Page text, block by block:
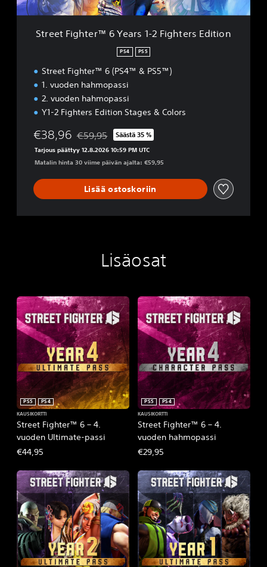
t
e
r
o
Street Fighter™ 6 Years 1-2 Fighters Edition
PS4 PS5
Street Fighter™ 6 (PS4™ & PS5™)
1. vuoden hahmopassi
2. vuoden hahmopassi
Y1-2 Fighters Edition Stages & Colors
€38,96 Alennettu alkuperäisestä hinnasta €59,95
€59,95 Säästä 35 %
Tarjous päättyy 12.8.2026 10:59 PM UTC
Matalin hinta 30 viime päivän ajalta: €59,95
Lisää ostoskoriin
Lisäosat
Street Fighter™ 6 – 4.
vuoden Ultimate-passi
PS5
PS4
KAUSIKORTTI
€44,95
Street Fighter™ 6 – 4.
vuoden hahmopassi
PS5
PS4
KAUSIKORTTI
€29,95